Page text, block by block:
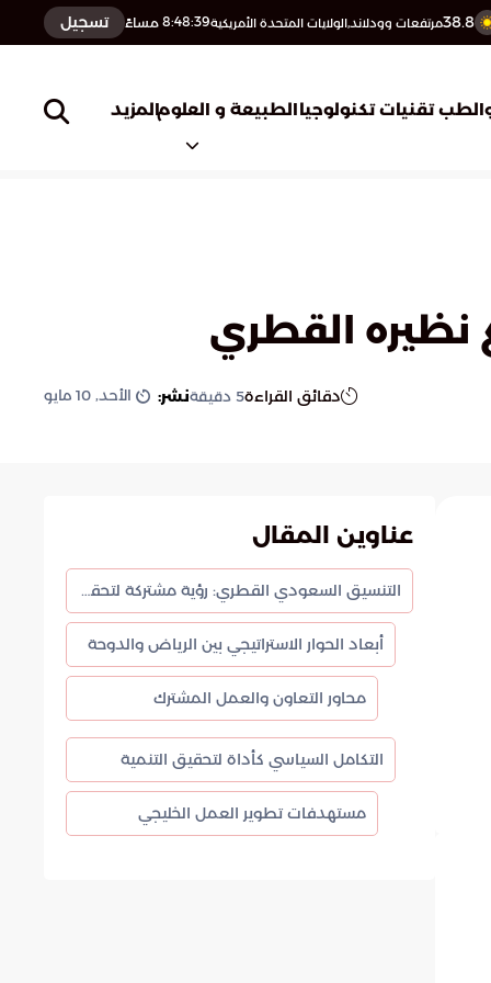
38.8مرتفعات وودلاند,الولايات المتحدة الأمريكية8:48:40 مساءً تسجيل
تقنيات تكنولوجياالطبيعة و العلومالمزيد
نظيره القطري
دقائق القراءة5 دقيقةنشر: الأحد, 10 مايو
عناوين المقال
التنسيق السعودي القطري: رؤية مشتركة لتحقيق التوازن الإقليمي
أبعاد الحوار الاستراتيجي بين الرياض والدوحة
محاور التعاون والعمل المشترك
التكامل السياسي كأداة لتحقيق التنمية
مستهدفات تطوير العمل الخليجي